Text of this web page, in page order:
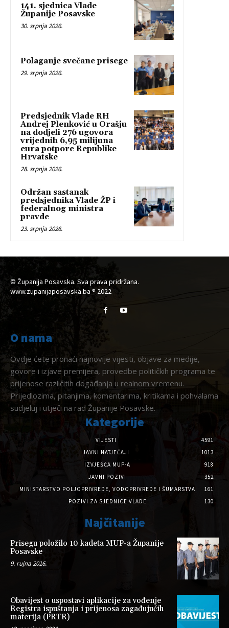
141. sjednica Vlade
Županije Posavske
30. srpnja 2026.
Polaganje svečane prisege
29. srpnja 2026.
Predsjednik Vlade RH
Andrej Plenković u Orašju
na dodjeli 276 ugovora
vrijednih 6,95 milijuna
eura potpore Republike
Hrvatske
28. srpnja 2026.
Održan sastanak
predsjednika Vlade ŽP i
federalnog ministra
pravde
23. srpnja 2026.
© Županija Posavska. Sva prava pridržana.
www.zupanijaposavska.ba ® 2022
O nama
Ovdje ćete pronaći najnovije vijesti, objave za medije,
govore i izjave premijera, provedbe političkih programa te
prijenose različitih događanja u realnom vremenu.
Prijedlozima, pitanjima, komentarima, kritikama i pohvalama
sudjeluj i utječi na rad Županije Posavske.
Kategorije
VIJESTI
4591
JAVNI NATJEČAJI
1013
IZVJEŠĆA MUP-A
918
JAVNI POZIVI
352
MINISTARSTVO POLJOPRIVREDE, VODOPRIVREDE I ŠUMARSTVA
161
POZIVI ZA SJEDNICE VLADE
130
Najčitanije
Prisegu položilo 10 kadeta MUP-a Županije
Posavske
9. rujna 2016.
Obavijest o uspostavi aplikacije za vođenje
Registra ispuštanja i prijenosa zagađujućih
materija (PRTR)